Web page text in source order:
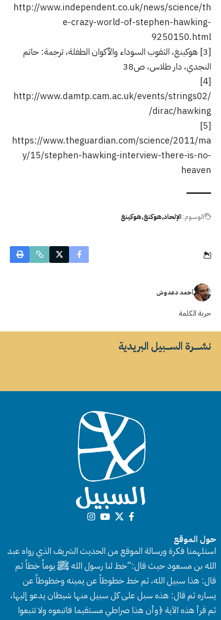
http://www.independent.co.uk/news/science/th
e-crazy-world-of-stephen-hawking-
9250150.html
[3]
هوكينغ، الثقوب السوداء والأكوان الطفلة، ترجمة: حاتم
النجدي، دار طلاس، ص38
[4]
http://www.damtp.cam.ac.uk/events/strings02/
dirac/hawking/
[5]
https://www.theguardian.com/science/2011/ma
y/15/stephen-hawking-interview-there-is-no-
heaven
الوسوم:الإلحاد هوكنغ هوكينغ
أحمد دعدوش
حرية الكلمة
نشــــــرة الســــبيل البريدية
حول الموقع
استلهمنا فكرة ورسالة الموقع من الحديث الشريف الذي رواه عبد
الله بن مسعود حيث قال:”خط لنا رسول الله ﷺ يوماً خطاً ثم
قال: هذا سبيل الله، ثم خط خطوطاً عن يمينه وخطوطاً عن
يساره ثم قال: هذه سبل على كل سبيل منها شيطان يدعو إليها،
ثم قرأ هذه الآية ﴿وأن هذا صراطي مستقيما فاتبعوه ولا تتبعوا